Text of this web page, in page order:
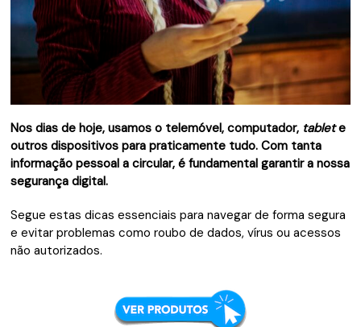
Nos dias de hoje, usamos o telemóvel, computador, tablete
outros dispositivos para praticamente tudo. Com tanta
informação pessoal a circular, é fundamental garantir a nossa
segurança digital.
Segue estas dicas essenciais para navegar de forma segura
e evitar problemas como roubo de dados, vírus ou acessos
não autorizados.